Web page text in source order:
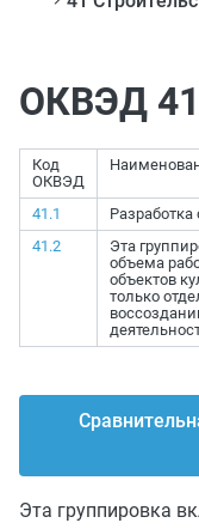
ОКВЭД 41
Код
ОКВЭД
41.1
Разработка
41.2
Эта
объема
объектов
только
Эта группировка